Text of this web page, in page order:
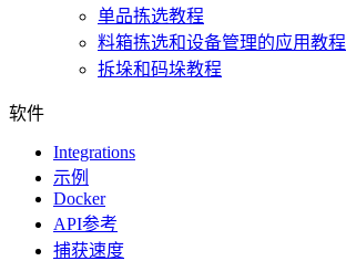
单品拣选教程
料箱拣选和设备管理的应用教程
拆垛和码垛教程
软件
Integrations
示例
Docker
API参考
捕获速度